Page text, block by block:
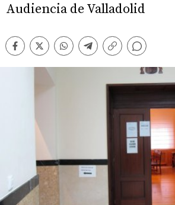
Audiencia de Valladolid
Facebook
TwitterWhatsappTelegram
Copiar
Comentarios